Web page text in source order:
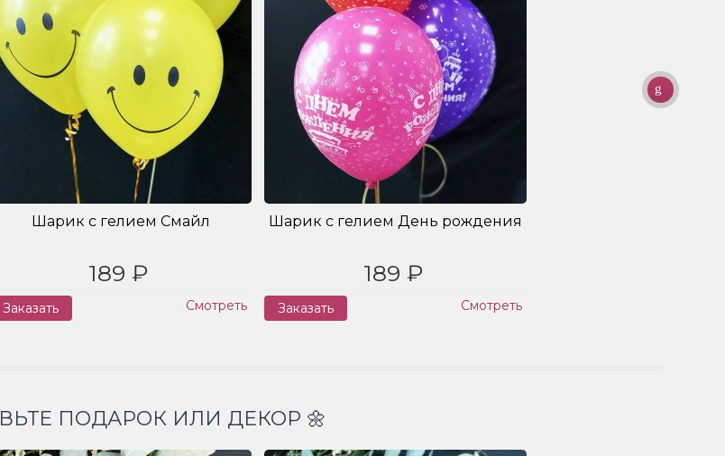
Шарик с гелием Смайл
189 ₽
Заказать Смотреть
Шарик с гелием День рождения
189 ₽
Заказать Смотреть
ПОДАРОК ИЛИ ДЕКОР 🌼